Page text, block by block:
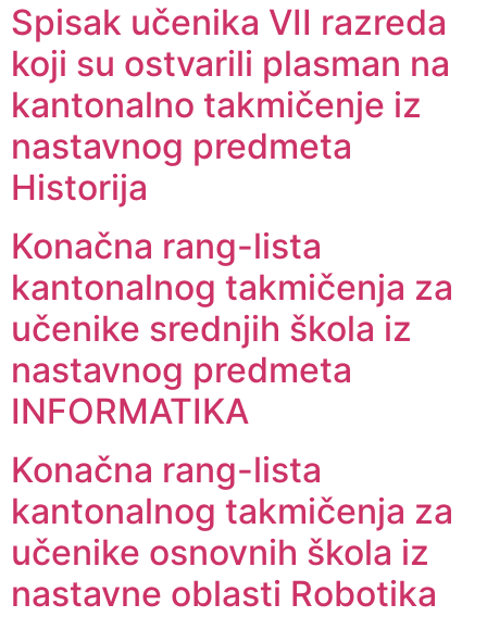
Spisak učenika VII razreda
koji su ostvarili plasman na
kantonalno takmičenje iz
nastavnog predmeta
Historija
Konačna rang-lista
kantonalnog takmičenja za
učenike srednjih škola iz
nastavnog predmeta
INFORMATIKA
Konačna rang-lista
kantonalnog takmičenja za
učenike osnovnih škola iz
nastavne oblasti Robotika